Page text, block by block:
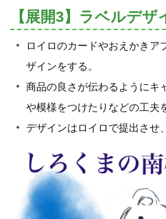
【展開3】ラベルデザ
ロイロのカードやおえかきア
ザインをする。
商品の良さが伝わるようにキ
や模様をつけたりなどの工夫
デザインはロイロで提出させ